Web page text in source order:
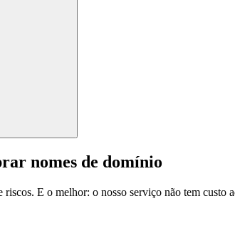
nomes de domínio
E o melhor: o nosso serviço não tem custo